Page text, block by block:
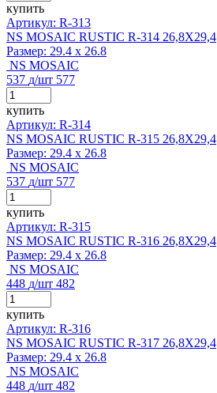
купить
Артикул: R-313
NS MOSAIC RUSTIC R-314 26,8X29,4
Размер: 29.4 x 26.8
NS MOSAIC
537 д/шт 577
купить
Артикул: R-314
NS MOSAIC RUSTIC R-315 26,8X29,4
Размер: 29.4 x 26.8
NS MOSAIC
537 д/шт 577
купить
Артикул: R-315
NS MOSAIC RUSTIC R-316 26,8X29,4
Размер: 29.4 x 26.8
NS MOSAIC
448 д/шт 482
купить
Артикул: R-316
NS MOSAIC RUSTIC R-317 26,8X29,4
Размер: 29.4 x 26.8
NS MOSAIC
448 д/шт 482